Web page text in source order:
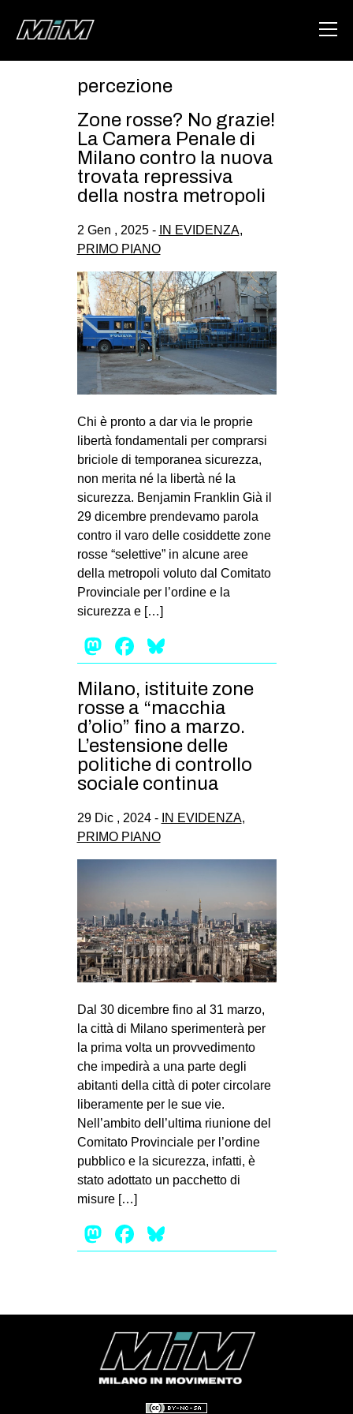
ABOUT
DEGENERAZIONE
GAZA FREESTYLE
CSOA LAMBRETTA
MSM
STUDENTI TSUNAMI
ZAM
MILANO
MOBILITAZIONI
SPAZI
SPORT POPOLARE
MOVIMENTI
AMBIENTE
ANTIFASCISMO
DIRITTO ALL’ABITARE
MIGRAZIONI
PRECARIATO
REPRESSIONE
STUDENTI
CULTURE
ARTE
CINEMA
MUSICA
RECENSIONI
AFRICA
AMERICHE
ESTREMO ORIENTE
MEDIO ORIENTE
MONDO
EVENTI
in
tw
percezione
Zone rosse? No grazie!
La Camera Penale di
Milano contro la nuova
trovata repressiva
della nostra metropoli
2 Gen , 2025 - IN EVIDENZA,
PRIMO PIANO
Chi è pronto a dar via le proprie
libertà fondamentali per comprarsi
briciole di temporanea sicurezza,
non merita né la libertà né la
sicurezza. Benjamin Franklin Già il
29 dicembre prendevamo parola
contro il varo delle cosiddette zone
rosse “selettive” in alcune aree
della metropoli voluto dal Comitato
Provinciale per l’ordine e la
sicurezza e […]
Mastodon
Facebook
Milano, istituite zone
rosse a “macchia
d’olio” fino a marzo.
L’estensione delle
politiche di controllo
sociale continua
29 Dic , 2024 - IN EVIDENZA,
PRIMO PIANO
Dal 30 dicembre fino al 31 marzo,
la città di Milano sperimenterà per
la prima volta un provvedimento
che impedirà a una parte degli
abitanti della città di poter circolare
liberamente per le sue vie.
Nell’ambito dell’ultima riunione del
Comitato Provinciale per l’ordine
pubblico e la sicurezza, infatti, è
stato adottato un pacchetto di
misure […]
Mastodon
Facebook